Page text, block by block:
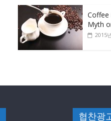
Coffee
Myth
2015
협찬광